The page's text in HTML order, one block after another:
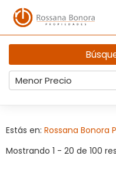
Menor Precio
Estás en: Rossana Bonora
Mostrando 1 - 20 de 100